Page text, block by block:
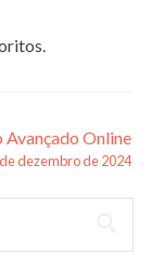
Avançado Online
dezembro de 2024